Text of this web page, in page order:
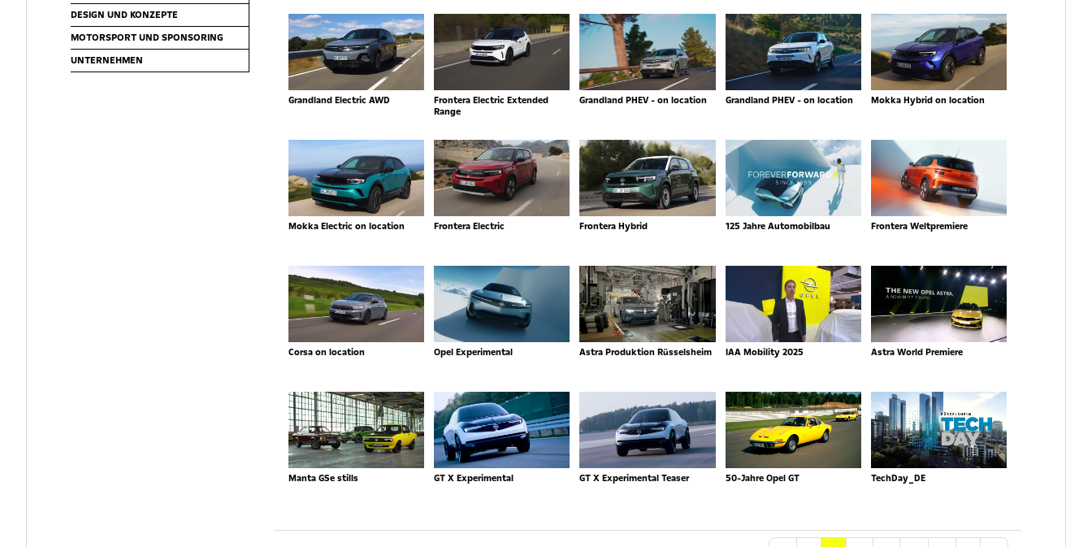
DESIGN UND KONZEPTE
MOTORSPORT UND SPONSORING
UNTERNEHMEN
Grandland Electric AWD
Frontera Electric Extended
Range
Grandland PHEV - on location Grandland PHEV - on location Mokka Hybrid on location
Mokka Electric on location Frontera Electric Frontera Hybrid 125 Jahre Automobilbau Frontera Weltpremiere
Corsa on location Opel Experimental Astra Produktion Rüsselsheim IAA Mobility 2025 Astra World Premiere
Manta GSe stills GT X Experimental GT X Experimental Teaser 50-Jahre Opel GT TechDay_DE